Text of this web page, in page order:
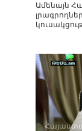
Ամենայն